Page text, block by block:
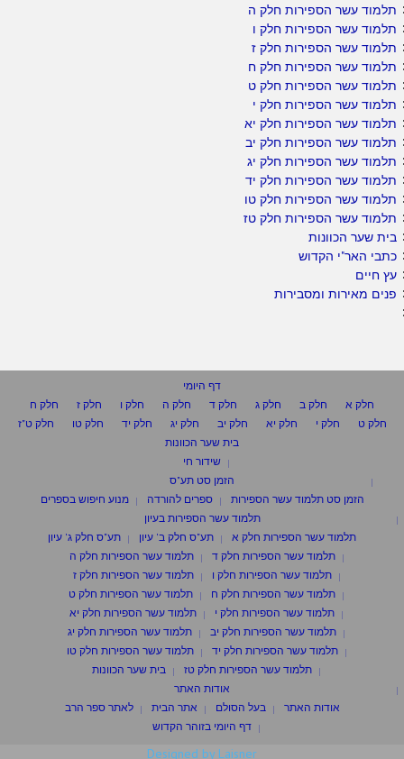
תלמוד עשר הספירות חלק ה
תלמוד עשר הספירות חלק ו
תלמוד עשר הספירות חלק ז
תלמוד עשר הספירות חלק ח
תלמוד עשר הספירות חלק ט
תלמוד עשר הספירות חלק י
תלמוד עשר הספירות חלק יא
תלמוד עשר הספירות חלק יב
תלמוד עשר הספירות חלק יג
תלמוד עשר הספירות חלק יד
תלמוד עשר הספירות חלק טו
תלמוד עשר הספירות חלק טז
בית שער הכוונות
כתבי האר"י הקדוש
עץ חיים
פנים מאירות ומסבירות
דף היומי
חלק א
חלק ב חלק ג חלק ד חלק ה חלק ו חלק ז
חלק ח
חלק ט
חלק י חלק יא חלק יב חלק יג חלק יד חלק טו
חלק ט"ז
בית שער הכוונות
שידור חי
הזמן סט תע"ס
הזמן סט תלמוד עשר הספירות
ספרים להורדה
מנוע חיפוש בספרים
תלמוד עשר הספירות בעיון
תלמוד עשר הספירות חלק א
תע"ס חלק ב' עיון
תע"ס חלק ג' עיון
תלמוד עשר הספירות חלק ד
תלמוד עשר הספירות חלק ה
תלמוד עשר הספירות חלק ו
תלמוד עשר הספירות חלק ז
תלמוד עשר הספירות חלק ח
תלמוד עשר הספירות חלק ט
תלמוד עשר הספירות חלק י
תלמוד עשר הספירות חלק יא
תלמוד עשר הספירות חלק יב
תלמוד עשר הספירות חלק יג
תלמוד עשר הספירות חלק יד
תלמוד עשר הספירות חלק טו
תלמוד עשר הספירות חלק טז
בית שער הכוונות
אודות האתר
אודות האתר
בעל הסולם אתר הבית
לאתר ספר הרב
דף היומי בזוהר הקדוש
Designed by Laisner